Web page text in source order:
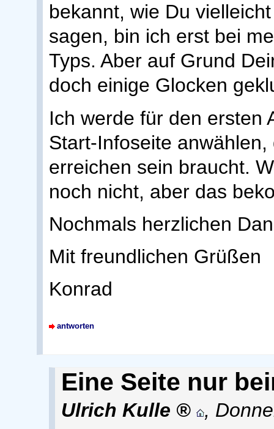
bekannt, wie Du
sagen, bin ich erst bei
Typs. Aber auf Grund
doch einige Glocken
Ich werde für den ersten
Start-Infoseite
erreichen sein braucht.
noch nicht, aber das
Nochmals herzlichen
Mit freundlichen Grüßen
Konrad
antworten
Eine Seite nur
Ulrich Kulle ,